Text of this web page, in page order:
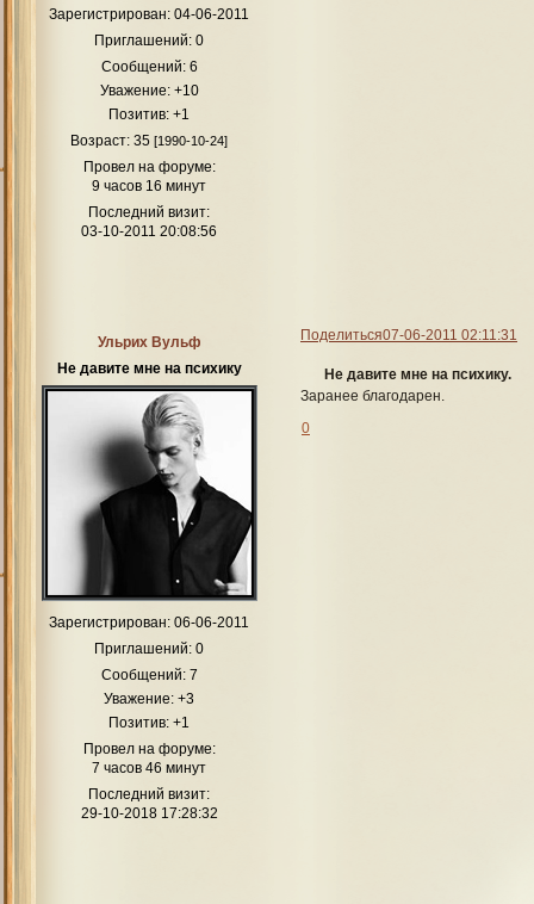
Зарегистрирован: 04-06-2011
Приглашений: 0
Сообщений:6
Уважение: +10
Позитив: +1
Возраст: 35 [1990-10-24]
Провел на форуме:
9 часов 16 минут
Последний визит:
03-10-2011 20:08:56
Поделиться07-06-2011 02:11:31
Ульрих Вульф
Не давите мне на психику
Зарегистрирован: 06-06-2011
Приглашений: 0
Сообщений:7
Уважение: +3
Позитив: +1
Провел на форуме:
7 часов 46 минут
Последний визит:
29-10-2018 17:28:32
Не давите мне на психику.
Заранее благодарен.
0